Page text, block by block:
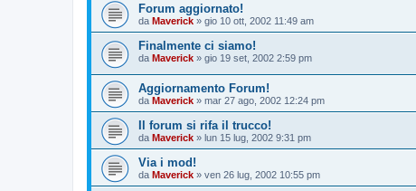
Forum aggiornato!
da Maverick » gio 10 ott, 2002 11:49 am
Finalmente ci siamo!
da Maverick » gio 19 set, 2002 2:59 pm
Aggiornamento Forum!
da Maverick » mar 27 ago, 2002 12:24 pm
Il forum si rifa il trucco!
da Maverick » lun 15 lug, 2002 9:31 pm
Via i mod!
da Maverick » ven 26 lug, 2002 10:55 pm